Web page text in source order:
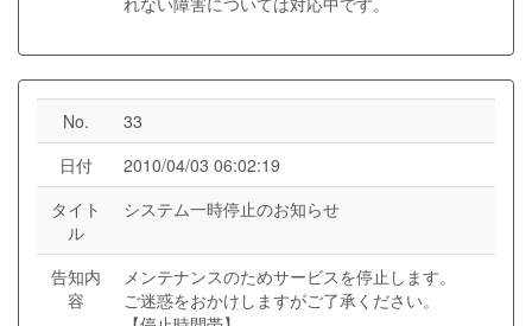
No.
33
日付
2010/04/03 06:02:19
タイト
ル
システム一時停止のお知らせ
告知内
容
メンテナンスのためサービスを停止します。
ご迷惑をおかけしますがご了承ください。